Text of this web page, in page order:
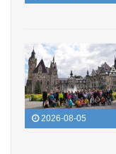
2026-08-05